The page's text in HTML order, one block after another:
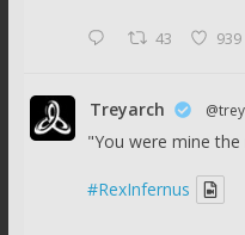
43 939
Treyarch
"You were mine
#RexInfernus